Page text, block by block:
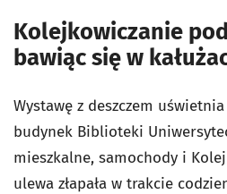
Kolejkowiczanie
bawiąc się w
Wystawę z deszczem
budynek Biblioteki
mieszkalne, samochody i
ulewa złapała w trakcie